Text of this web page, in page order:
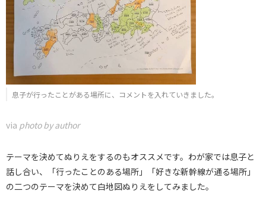
息子が行ったことがある場所に、コメントを入れていきました。
via photo by author
テーマを決めてぬりえをするのもオススメです。わが家では息子と
話し合い、「行ったことのある場所」「好きな新幹線が通る場所」
の二つのテーマを決めて白地図ぬりえをしてみました。